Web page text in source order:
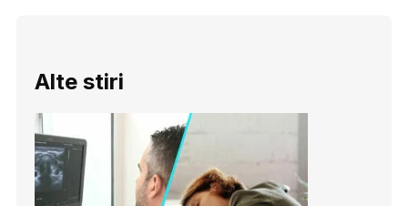
Alte stiri